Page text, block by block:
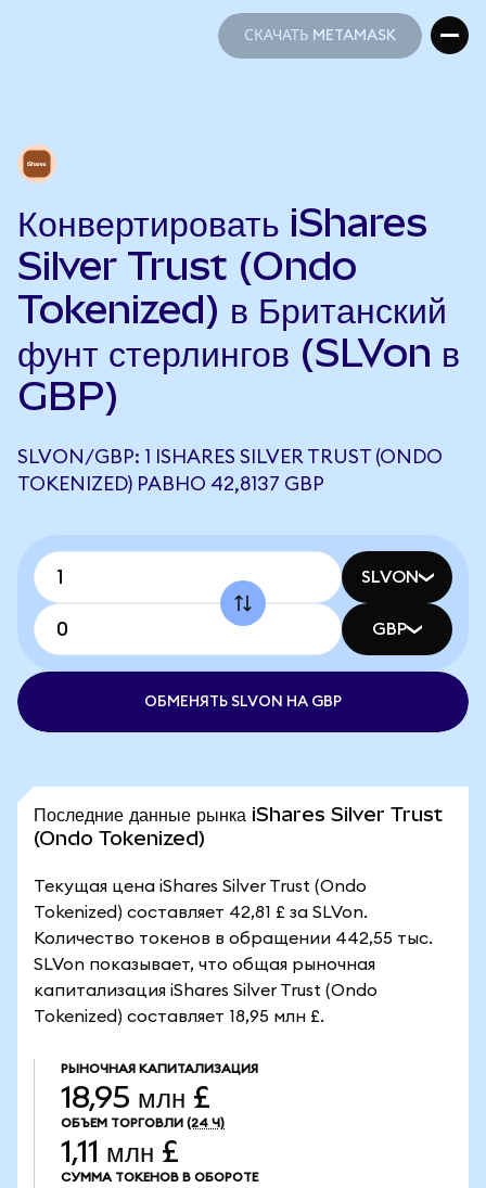
СКАЧАТЬ METAMASK
Конвертировать iShares
Silver Trust (Ondo
Tokenized) в Британский
фунт стерлингов (SLVon в
GBP)
SLVON/GBP: 1 ISHARES SILVER TRUST (ONDO
TOKENIZED) РАВНО 42,8137 GBP
SLVON
GBP
ОБМЕНЯТЬ SLVON НА GBP
Последние данные рынка iShares Silver Trust
(Ondo Tokenized)
Текущая цена iShares Silver Trust (Ondo
Tokenized) составляет 42,81 £ за SLVon.
Количество токенов в обращении 442,55 тыс.
SLVon показывает, что общая рыночная
капитализация iShares Silver Trust (Ondo
Tokenized) составляет 18,95 млн £.
РЫНОЧНАЯ КАПИТАЛИЗАЦИЯ
18,95 млн £
ОБЪЕМ ТОРГОВЛИ (24 Ч)
1,11 млн £
СУММА ТОКЕНОВ В ОБОРОТЕ